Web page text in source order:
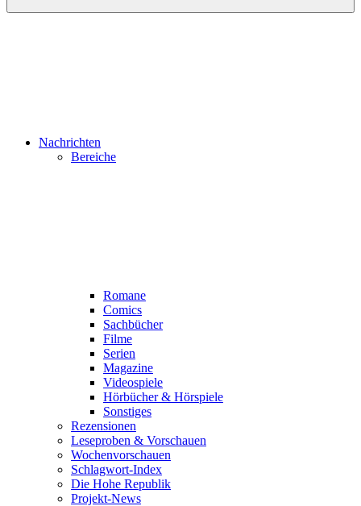
Nachrichten
Bereiche
Romane
Comics
Sachbücher
Filme
Serien
Magazine
Videospiele
Hörbücher & Hörspiele
Sonstiges
Rezensionen
Leseproben & Vorschauen
Wochenvorschauen
Schlagwort-Index
Die Hohe Republik
Projekt-News